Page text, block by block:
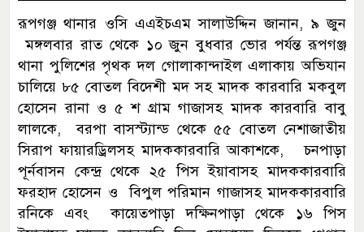
রূপগঞ্জ থানার ওসি এএইচএম সালাউদ্দিন জানান, ৯ জুন
মঙ্গলবার রাত থেকে ১০ জুন বুধবার ভোর পর্যন্ত রূপগঞ্জ
থানা পুলিশের পৃথক দল গােলাকান্দাইল এলাকায় অভিযান
চালিয়ে ৮৫ বোতল বিদেশী মদ সহ মাদক কারবারি মকবুল
হোসেন রানা ও ৫ শ গ্রাম গাজাসহ মাদক কারবারি বাবু
লালকে, বরপা বাসস্ট্যান্ড থেকে ৫৫ বোতল নেশাজাতীয়
সিরাপ ফায়ারড্রিলসহ মাদককারবারি আকাশকে, চনপাড়া
পূর্নবাসন কেন্দ্র থেকে ২৫ পিস ইয়াবাসহ মাদককারবারি
ফরহাদ হোসেন ও বিপুল পরিমান গাজাসহ মাদককারবারি
রনিকে এবং কায়েতপাড়া দক্ষিনপাড়া থেকে ১৬ পিস